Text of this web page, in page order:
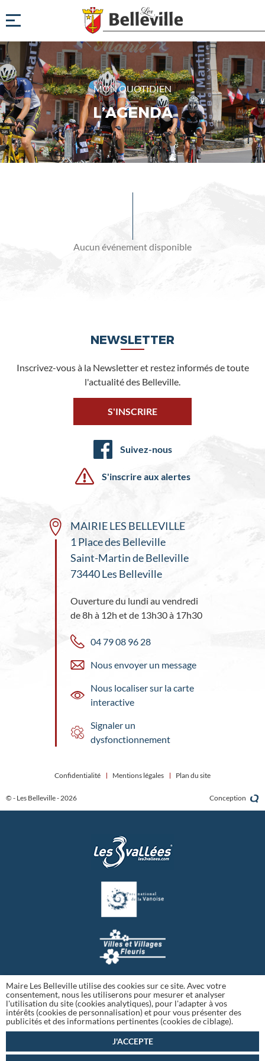
MON QUOTIDIEN
L’AGENDA
Aucun événement disponible
NEWSLETTER
Inscrivez-vous à la Newsletter et restez informés de toute
l'actualité des Belleville.
S'INSCRIRE
Suivez-nous
S'inscrire aux alertes
MAIRIE LES BELLEVILLE
1 Place des Belleville
Saint-Martin de Belleville
73440 Les Belleville
Ouverture du lundi au vendredi
de 8h à 12h et de 13h30 à 17h30
04 79 08 96 28
Nous envoyer un message
Nous localiser sur la carte
interactive
Signaler un
dysfonctionnement
© - Les Belleville - 2026
Confidentialité Mentions légales Plan du site
Conception
Maire Les Belleville utilise des cookies sur ce site. Avec votre
consentement, nous les utiliserons pour mesurer et analyser
l'utilisation du site (cookies analytiques), pour l'adapter à vos
intérêts (cookies de personnalisation) et pour vous présenter des
publicités et des informations pertinentes (cookies de ciblage).
J'ACCEPTE